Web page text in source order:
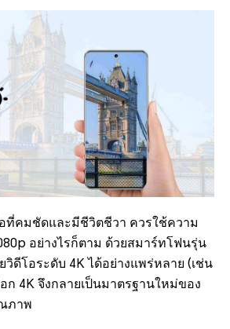
ที่คมชัดและมีชีวิตชีวา ควรใช้ความ
อย่างไรก็ตาม ด้วยสมาร์ทโฟนรุ่น
ดีโอระดับ 4K ได้อย่างแพร่หลาย (เช่น
อก 4K จึงกลายเป็นมาตรฐานใหม่ของ
ภาพ